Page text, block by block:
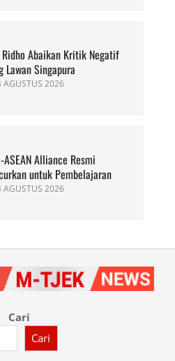
Ridho Abaikan Kritik Negatif
Lawan Singapura
AGUSTUS 2026
ASEAN Alliance Resmi
untuk Pembelajaran
AGUSTUS 2026
Cari
Cari